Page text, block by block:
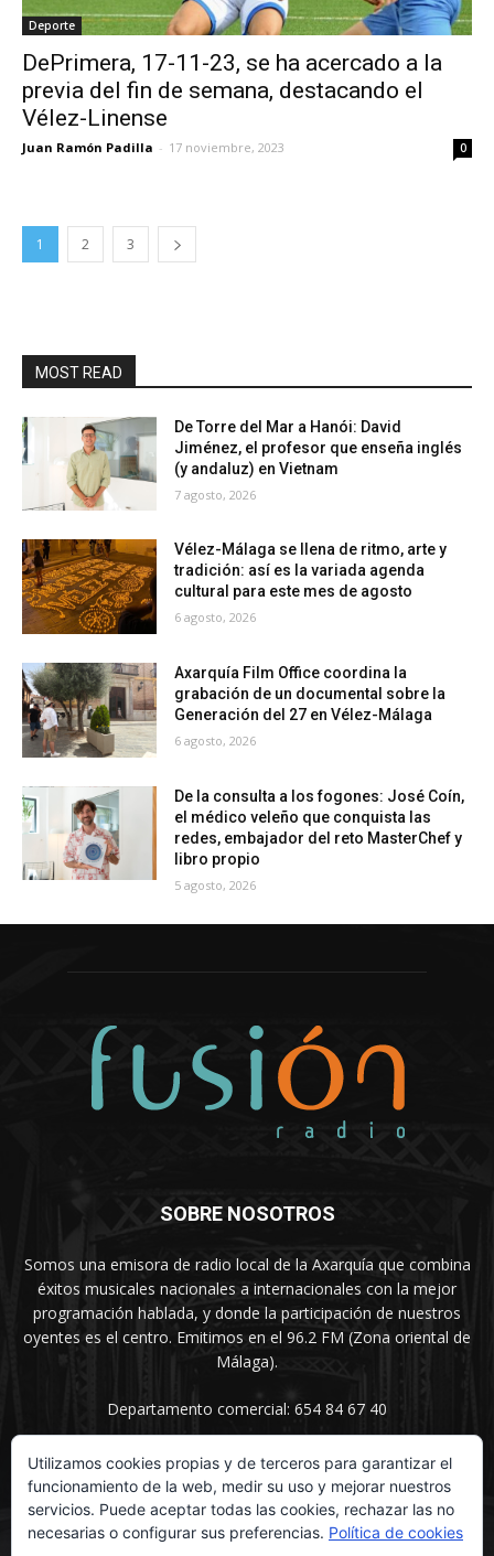
Deporte
DePrimera, 17-11-23, se ha acercado a la
previa del fin de semana, destacando el
Vélez-Linense
Juan Ramón Padilla - 17 noviembre, 2023 0
1 2 3
MOST READ
De Torre del Mar a Hanói: David
Jiménez, el profesor que enseña inglés
(y andaluz) en Vietnam
7 agosto, 2026
Vélez-Málaga se llena de ritmo, arte y
tradición: así es la variada agenda
cultural para este mes de agosto
6 agosto, 2026
Axarquía Film Office coordina la
grabación de un documental sobre la
Generación del 27 en Vélez-Málaga
6 agosto, 2026
De la consulta a los fogones: José Coín,
el médico veleño que conquista las
redes, embajador del reto MasterChef y
libro propio
5 agosto, 2026
SOBRE NOSOTROS
Somos una emisora de radio local de la Axarquía que combina
éxitos musicales nacionales a internacionales con la mejor
programación hablada, y donde la participación de nuestros
oyentes es el centro. Emitimos en el 96.2 FM (Zona oriental de
Málaga).
Departamento comercial: 654 84 67 40
SÍGUENOS
Utilizamos cookies propias y de terceros para garantizar el
funcionamiento de la web, medir su uso y mejorar nuestros
servicios. Puede aceptar todas las cookies, rechazar las no
necesarias o configurar sus preferencias. Política de cookies